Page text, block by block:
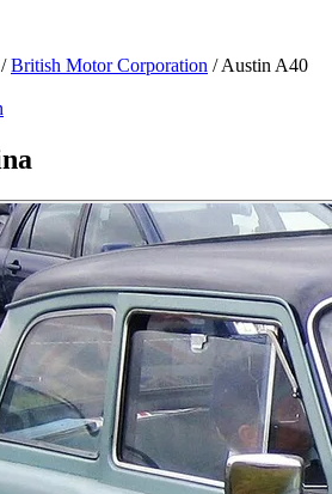
/ British Motor Corporation / Austin A40